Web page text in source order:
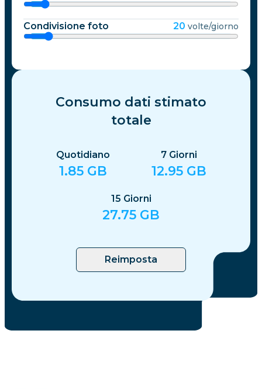
Condivisione foto 20 volte/giorno
Consumo dati stimato
totale
Quotidiano
1.85 GB
7 Giorni
12.95 GB
15 Giorni
27.75 GB
Reimposta